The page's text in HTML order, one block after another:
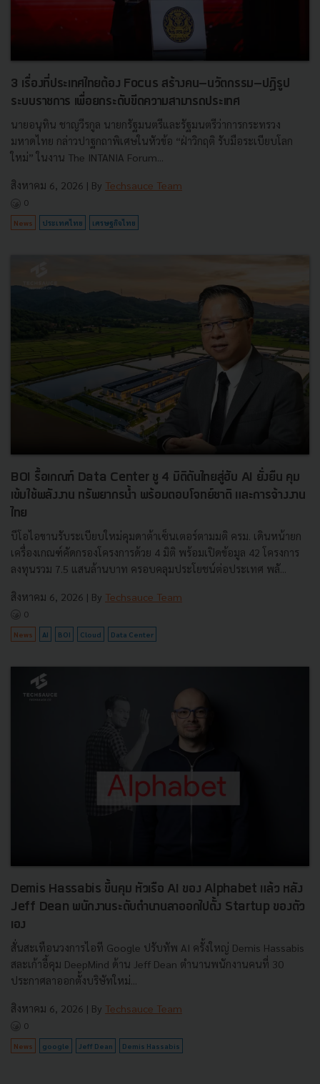
3 เรื่องที่ประเทศไทยต้อง Focus สร้างคน–นวัตกรรม–ปฏิรูป
ระบบราชการ เพื่อยกระดับขีดความสามารถประเทศ
นายอนุทิน ชาญวีรกูล นายกรัฐมนตรีและรัฐมนตรีว่าการกระทรวง
มหาดไทย กล่าวปาฐกถาพิเศษในหัวข้อ “ฝ่าวิกฤติ รับมือระเบียบโลก
ใหม่” ในงาน The INTANIA Forum...
สิงหาคม 6, 2026 | By Techsauce Team
0
News ประเทศไทย เศรษฐกิจไทย
BOI รื้อเกณฑ์ Data Center ชู 4 มิติดันไทยสู่ฮับ AI ยั่งยืน คุม
เข้มใช้พลังงาน ทรัพยากรน้ำ พร้อมตอบโจทย์ชาติ และการจ้างงาน
ไทย
บีโอไอขานรับระเบียบใหม่คุมดาต้าเซ็นเตอร์ตามมติ ครม. เดินหน้ายก
เครื่องเกณฑ์คัดกรองโครงการด้วย 4 มิติ พร้อมเปิดข้อมูล 42 โครงการ
ลงทุนรวม 7.5 แสนล้านบาท ครอบคลุมประโยชน์ต่อประเทศ พลั...
สิงหาคม 6, 2026 | By Techsauce Team
0
News AI BOI Cloud Data Center
Demis Hassabis ขึ้นคุม หัวเรือ AI ของ Alphabet แล้ว หลัง
Jeff Dean พนักงานระดับตำนานลาออกไปตั้ง Startup ของตัว
เอง
สั่นสะเทือนวงการไอที Google ปรับทัพ AI ครั้งใหญ่ Demis Hassabis
สละเก้าอี้คุม DeepMind ด้าน Jeff Dean ตำนานพนักงานคนที่ 30
ประกาศลาออกตั้งบริษัทใหม่...
สิงหาคม 6, 2026 | By Techsauce Team
0
News google Jeff Dean Demis Hassabis